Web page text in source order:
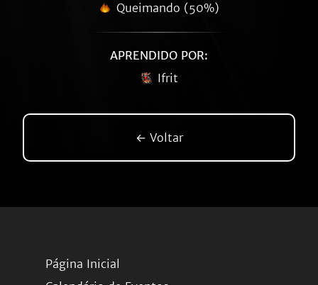
Queimando (50%)
APRENDIDO POR:
Ifrit
← Voltar
Página Inicial